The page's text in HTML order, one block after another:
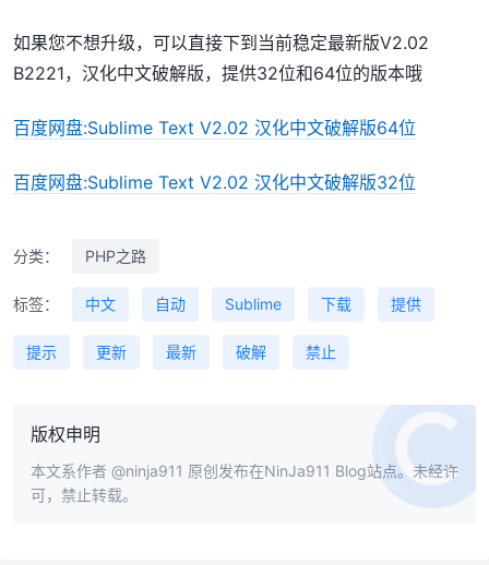
如果您不想升级，可以直接下到当前稳定最新版V2.02
B2221，汉化中文破解版，提供32位和64位的版本哦
百度网盘:Sublime Text V2.02 汉化中文破解版64位
百度网盘:Sublime Text V2.02 汉化中文破解版32位
分类： PHP之路
标签： 中文 自动 Sublime 下载 提供
提示 更新 最新 破解 禁止
版权申明
本文系作者 @ninja911 原创发布在NinJa911 Blog站点。未经许
可，禁止转载。